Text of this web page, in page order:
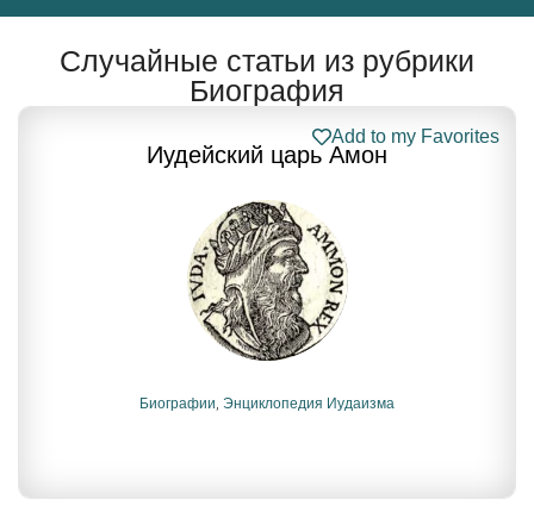
Случайные статьи из рубрики
Биография
Иудейский царь Амон
Add to my Favorites
Биографии, Энциклопедия Иудаизма